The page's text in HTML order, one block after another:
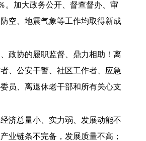
。加大政务公开、督查督办、审
空、地震气象等工作均取得新成
政协的履职监督、鼎力相助！离
、公安干警、社区工作者、应急
员、离退休老干部和所有关心支
济总量小、实力弱、发展动能不
业链条不完备，发展质量不高；